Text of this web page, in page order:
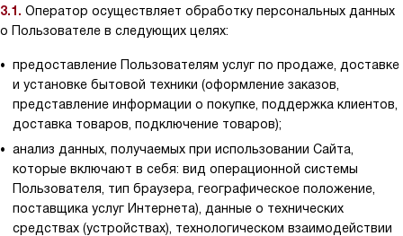
3.1. Оператор осуществляет обработку персональных данных
о Пользователе в следующих целях:
предоставление Пользователям услуг по продаже, доставке
и установке бытовой техники (оформление заказов,
представление информации о покупке, поддержка клиентов,
доставка товаров, подключение товаров);
анализ данных, получаемых при использовании Сайта,
которые включают в себя: вид операционной системы
Пользователя, тип браузера, географическое положение,
поставщика услуг Интернета), данные о технических
средствах (устройствах), технологическом взаимодействии